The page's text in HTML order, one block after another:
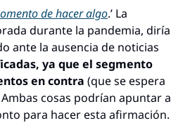
de hacer algo.’ La
durante la pandemia, diría
ante la ausencia de noticias
ya que el segmento
en contra (que se espera
cosas podrían apuntar a
para hacer esta afirmación.